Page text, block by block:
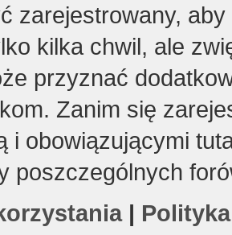
zarejestrowany,
kilka chwil, ale
przyznać
Zanim się
i obowiązującymi
poszczególnych
|